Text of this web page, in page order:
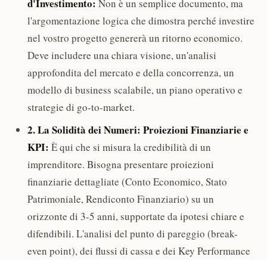
d'Investimento: Non è un semplice documento, ma
l'argomentazione logica che dimostra perché investire
nel vostro progetto genererà un ritorno economico.
Deve includere una chiara visione, un'analisi
approfondita del mercato e della concorrenza, un
modello di business scalabile, un piano operativo e
strategie di go-to-market.
2. La Solidità dei Numeri: Proiezioni Finanziarie e
KPI: È qui che si misura la credibilità di un
imprenditore. Bisogna presentare proiezioni
finanziarie dettagliate (Conto Economico, Stato
Patrimoniale, Rendiconto Finanziario) su un
orizzonte di 3-5 anni, supportate da ipotesi chiare e
difendibili. L'analisi del punto di pareggio (break-
even point), dei flussi di cassa e dei Key Performance